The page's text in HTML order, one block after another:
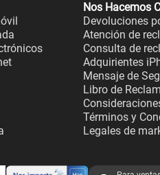
Nos Hacemos
Devoluciones
Atención de
Consulta de
Adquirientes
Mensaje de
Libro de
Términos y
Legales de